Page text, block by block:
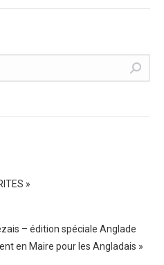
»
– édition spéciale Anglade
en Maire pour les Angladais »